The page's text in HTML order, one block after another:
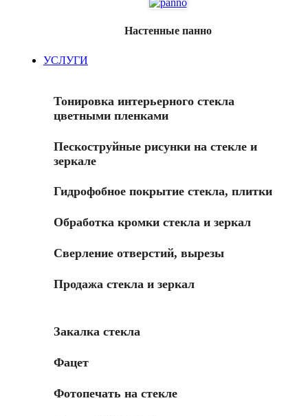
Настенные панно
УСЛУГИ
Тонировка интерьерного стекла
цветными пленками
Пескоструйные рисунки на стекле и
зеркале
Гидрофобное покрытие стекла, плитки
Обработка кромки стекла и зеркал
Сверление отверстий, вырезы
Продажа стекла и зеркал
Закалка стекла
Фацет
Фотопечать на стекле